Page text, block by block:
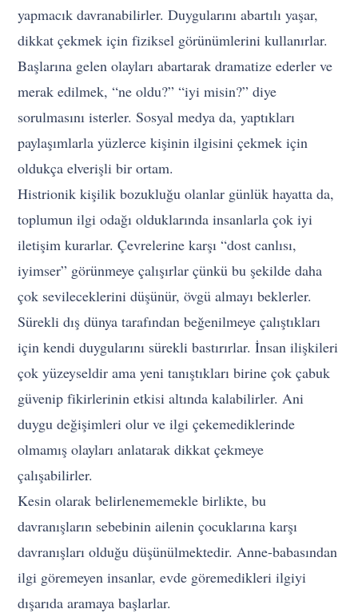
yapmacık davranabilirler. Duygularını abartılı yaşar,
dikkat çekmek için fiziksel görünümlerini kullanırlar.
Başlarına gelen olayları abartarak dramatize ederler ve
merak edilmek, “ne oldu?” “iyi misin?” diye
sorulmasını isterler. Sosyal medya da, yaptıkları
paylaşımlarla yüzlerce kişinin ilgisini çekmek için
oldukça elverişli bir ortam.
Histrionik kişilik bozukluğu olanlar günlük hayatta da,
toplumun ilgi odağı olduklarında insanlarla çok iyi
iletişim kurarlar. Çevrelerine karşı “dost canlısı,
iyimser” görünmeye çalışırlar çünkü bu şekilde daha
çok sevileceklerini düşünür, övgü almayı beklerler.
Sürekli dış dünya tarafından beğenilmeye çalıştıkları
için kendi duygularını sürekli bastırırlar. İnsan ilişkileri
çok yüzeyseldir ama yeni tanıştıkları birine çok çabuk
güvenip fikirlerinin etkisi altında kalabilirler. Ani
duygu değişimleri olur ve ilgi çekemediklerinde
olmamış olayları anlatarak dikkat çekmeye
çalışabilirler.
Kesin olarak belirlenememekle birlikte, bu
davranışların sebebinin ailenin çocuklarına karşı
davranışları olduğu düşünülmektedir. Anne-babasından
ilgi göremeyen insanlar, evde göremedikleri ilgiyi
dışarıda aramaya başlarlar.